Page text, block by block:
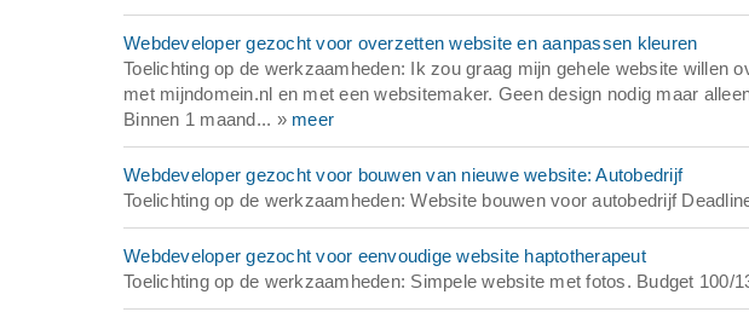
Webdeveloper gezocht voor overzetten website en aanpassen kleuren
Toelichting op de werkzaamheden: Ik zou graag mijn gehele website willen
met mijndomein.nl en met een websitemaker. Geen design nodig maar
Binnen 1 maand... » meer
Webdeveloper gezocht voor bouwen van nieuwe website: Autobedrijf
Toelichting op de werkzaamheden: Website bouwen voor autobedrijf
Webdeveloper gezocht voor eenvoudige website haptotherapeut
Toelichting op de werkzaamheden: Simpele website met fotos. Budget 100/